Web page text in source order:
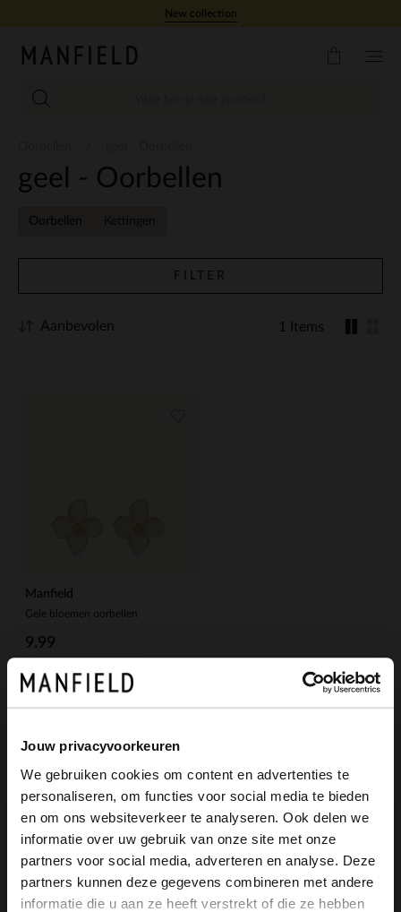
Jouw privacyvoorkeuren
We gebruiken cookies om content en advertenties te
personaliseren, om functies voor social media te bieden
en om ons websiteverkeer te analyseren. Ook delen we
informatie over uw gebruik van onze site met onze
partners voor social media, adverteren en analyse. Deze
partners kunnen deze gegevens combineren met andere
informatie die u aan ze heeft verstrekt of die ze hebben
New collection
geel - Oorbellen
Oorbellen Kettingen
FILTER
1 Items
Aanbevolen
Manfield
Gele bloemen oorbellen
9.99
De My Manfield
voordelen wachten
op je.
×
View this website in English?
It looks like your language isn't Dutch. Would
you like to switch to English?